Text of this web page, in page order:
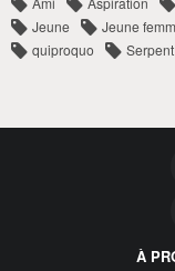
Jeune
Jeune
quiproquo
Serpent
À